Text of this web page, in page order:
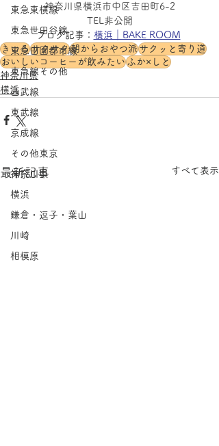
東急東横線
東急世田谷線
東急田園都市線
東急線その他
西武線
東武線
京成線
その他東京
神奈川県
横浜
鎌倉・逗子・葉山
川崎
相模原
神奈川県横浜市中区吉田町6-2
TEL非公開
ブログ記事： 横浜｜BAKE ROOM
きいろサクサク朝からおやつ派サクッと寄り道
おいしいコーヒーが飲みたいふか×しと
神奈川県
横浜
最新記事 すべて表示